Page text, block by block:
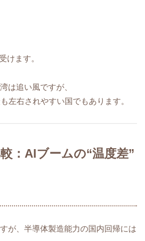
けます。
は追い風ですが、
左右されやすい国でもあります。
：AIブームの“温度差”
が、半導体製造能力の国内回帰には